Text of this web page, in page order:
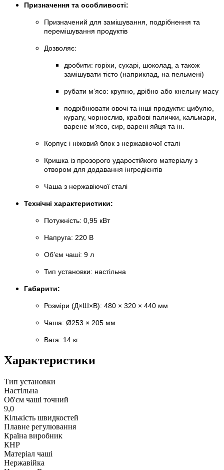
Призначення та особливості:
Призначений для замішування, подрібнення та
перемішування продуктів
Дозволяє:
дробити: горіхи, сухарі, шоколад, а також
замішувати тісто (наприклад, на пельмені)
рубати м’ясо: крупно, дрібно або кнельну масу
подрібнювати овочі та інші продукти: цибулю,
курагу, чорнослив, крабові палички, кальмари,
варене м’ясо, сир, варені яйця та ін.
Корпус і ніжовий блок з нержавіючої сталі
Кришка із прозорого ударостійкого матеріалу з
отвором для додавання інгредієнтів
Чаша з нержавіючої сталі
Технічні характеристики:
Потужність: 0,95 кВт
Напруга: 220 В
Об’єм чаші: 9 л
Тип установки: настільна
Габарити:
Розміри (Д×Ш×В): 480 × 320 × 440 мм
Чаша: Ø253 × 205 мм
Вага: 14 кг
Характеристики
Тип установки
Настільна
Об'єм чаші точний
9,0
Кількість швидкостей
Плавне регулювання
Країна виробник
КНР
Матеріал чаші
Нержавійка